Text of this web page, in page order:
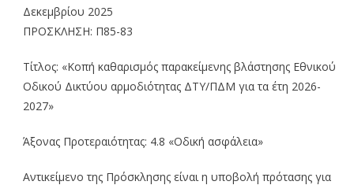
Δεκεμβρίου 2025
ΠΡΟΣΚΛΗΣΗ: Π85-83
Τίτλος: «Κοπή καθαρισμός παρακείμενης βλάστησης Εθνικού
Οδικού Δικτύου αρμοδιότητας ΔΤΥ/ΠΔΜ για τα έτη 2026-
2027»
Άξονας Προτεραιότητας: 4.8 «Οδική ασφάλεια»
Αντικείμενο της Πρόσκλησης είναι η υποβολή πρότασης για